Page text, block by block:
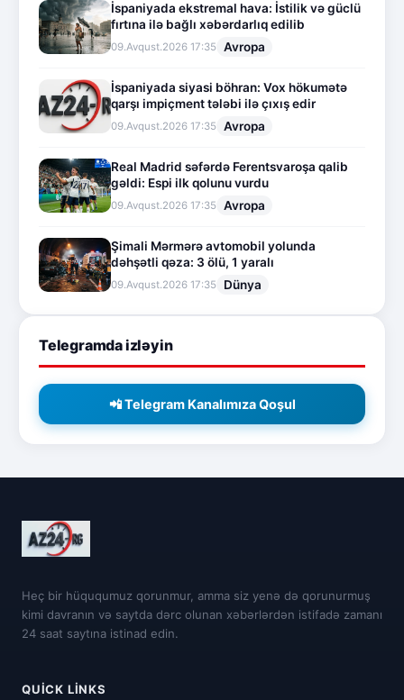
İspaniyada ekstremal hava: İstilik və güclü
fırtına ilə bağlı xəbərdarlıq edilib
09.Avqust.2026 17:35 Avropa
İspaniyada siyasi böhran: Vox hökumətə
qarşı impiçment tələbi ilə çıxış edir
09.Avqust.2026 17:35 Avropa
Real Madrid səfərdə Ferentsvaroşa qalib
gəldi: Espi ilk qolunu vurdu
09.Avqust.2026 17:35 Avropa
Şimali Mərmərə avtomobil yolunda
dəhşətli qəza: 3 ölü, 1 yaralı
09.Avqust.2026 17:35 Dünya
Telegramda izləyin
📲 Telegram Kanalımıza Qoşul
Heç bir hüququmuz qorunmur, amma siz yenə də qorunurmuş
kimi davranın və saytda dərc olunan xəbərlərdən istifadə zamanı
24 saat saytına istinad edin.
QUICK LINKS